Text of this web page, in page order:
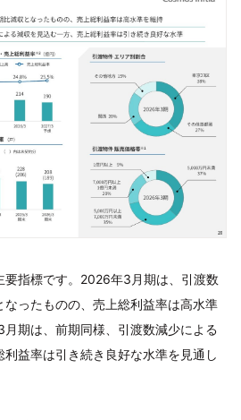
要指標です。2026年3月期は、引渡数
ったものの、売上総利益率は高水準
期は、前期同様、引渡数減少による
益率は引き続き良好な水準を見通し